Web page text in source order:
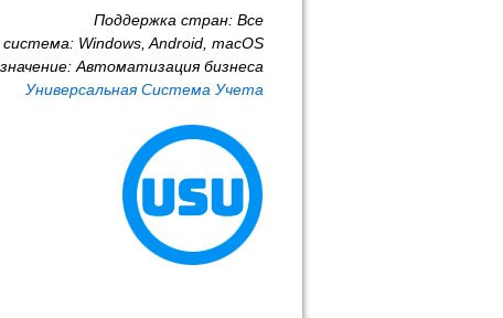
Поддержка стран: Все
система: Windows, Android, macOS
Автоматизация бизнеса
Универсальная Система Учета